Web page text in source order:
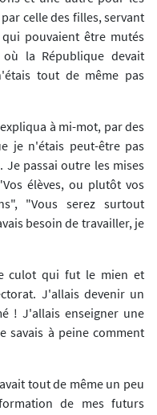
celle des filles, servant
pouvaient être mutés
la République devait
tout de même pas
à mi-mot, par des
je n'étais peut-être pas
passai outre les mises
élèves, ou plutôt vos
"Vous serez surtout
besoin de travailler, je
culot qui fut le mien et
J'allais devenir un
! J'allais enseigner une
savais à peine comment
tout de même un peu
de mes futurs